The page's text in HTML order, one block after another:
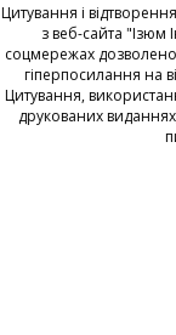
Цитування і
з веб-сайта "Ізюм
соцмережах
гіперпосилання на
Цитування,
друкованих